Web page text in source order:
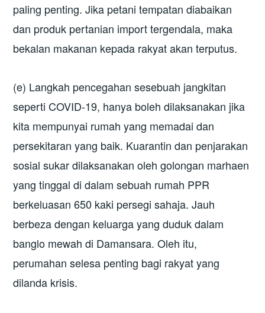
paling penting. Jika petani tempatan diabaikan
dan produk pertanian import tergendala, maka
bekalan makanan kepada rakyat akan terputus.
(e) Langkah pencegahan sesebuah jangkitan
seperti COVID-19, hanya boleh dilaksanakan jika
kita mempunyai rumah yang memadai dan
persekitaran yang baik. Kuarantin dan penjarakan
sosial sukar dilaksanakan oleh golongan marhaen
yang tinggal di dalam sebuah rumah PPR
berkeluasan 650 kaki persegi sahaja. Jauh
berbeza dengan keluarga yang duduk dalam
banglo mewah di Damansara. Oleh itu,
perumahan selesa penting bagi rakyat yang
dilanda krisis.